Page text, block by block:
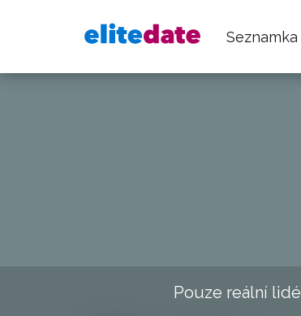
Seznamka
Pouze reální lidé